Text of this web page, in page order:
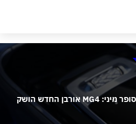
משפחתית במחיר של סופר מיני: MG4 אורבן החדש הושק